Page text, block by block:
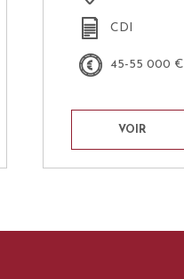
CDI
45-55 000 €
VOIR